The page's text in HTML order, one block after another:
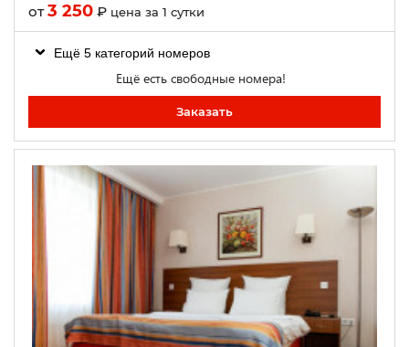
от3 250 ₽ цена за 1 сутки
Ещё 5 категорий номеров
Ещё есть свободные номера!
Заказать